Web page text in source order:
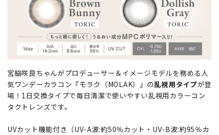
宮脇咲良ちゃんがプロデューサー＆イメージモデルを務める人
気ワンデーカラコン『モラク（MOLAK）』の乱視用タイプが登
場！1日交換タイプで毎日清潔で使いやすい乱視用カラーコン
タクトレンズです。
UVカット機能付き（UV-A波:約50％カット・UV-B波:約95％カ